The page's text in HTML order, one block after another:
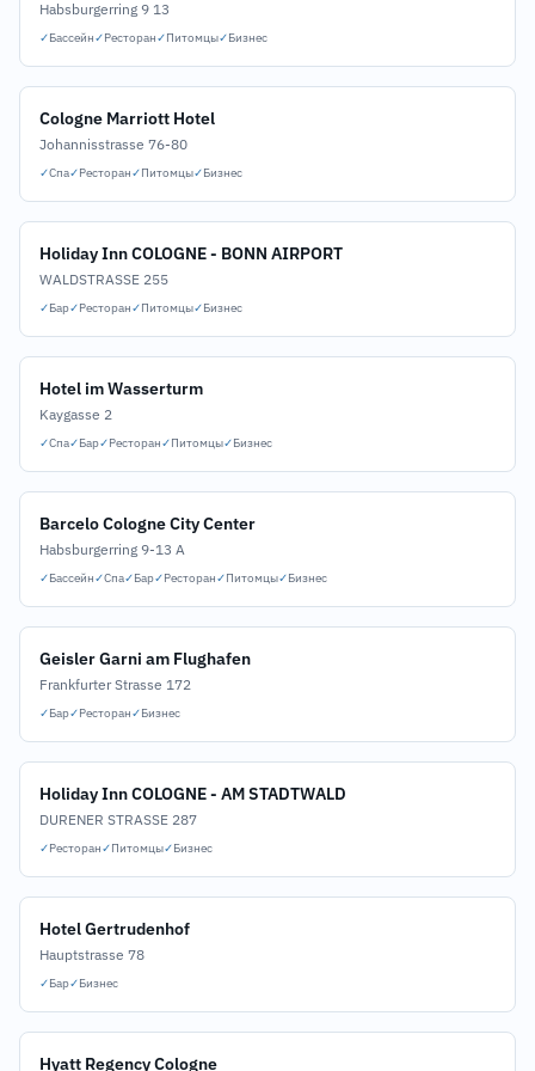
Habsburgerring 9 13
✓Бассейн✓Ресторан✓Питомцы✓Бизнес
Cologne Marriott Hotel
Johannisstrasse 76-80
✓Спа✓Ресторан✓Питомцы✓Бизнес
Holiday Inn COLOGNE - BONN AIRPORT
WALDSTRASSE 255
✓Бар✓Ресторан✓Питомцы✓Бизнес
Hotel im Wasserturm
Kaygasse 2
✓Спа✓Бар✓Ресторан✓Питомцы✓Бизнес
Barcelo Cologne City Center
Habsburgerring 9-13 A
✓Бассейн✓Спа✓Бар✓Ресторан✓Питомцы✓Бизнес
Geisler Garni am Flughafen
Frankfurter Strasse 172
✓Бар✓Ресторан✓Бизнес
Holiday Inn COLOGNE - AM STADTWALD
DURENER STRASSE 287
✓Ресторан✓Питомцы✓Бизнес
Hotel Gertrudenhof
Hauptstrasse 78
✓Бар✓Бизнес
Hyatt Regency Cologne